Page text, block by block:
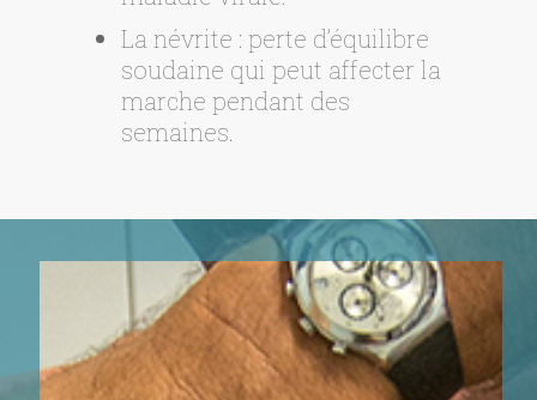
La névrite : perte d’équilibre
soudaine qui peut affecter la
marche pendant des
semaines.